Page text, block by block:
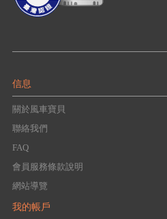
信息
關於風車寶貝
聯絡我們
FAQ
會員服務條款說明
網站導覽
我的帳戶